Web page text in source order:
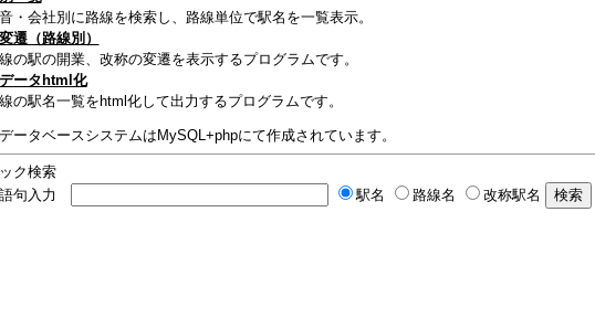
・会社別に路線を検索し、路線単位で駅名を一覧表示。
遷（路線別）
の駅の開業、改称の変遷を表示するプログラムです。
ータhtml化
の駅名一覧をhtml化して出力するプログラムです。
ータベースシステムはMySQL+phpにて作成されています。
ク検索
句入力
駅名 路線名 改称駅名